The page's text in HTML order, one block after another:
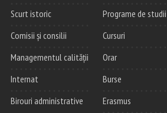
Scurt istoric
Comisii și consilii
Managementul calității
Internat
Birouri administrative
Programe de studii
Cursuri
Orar
Burse
Erasmus